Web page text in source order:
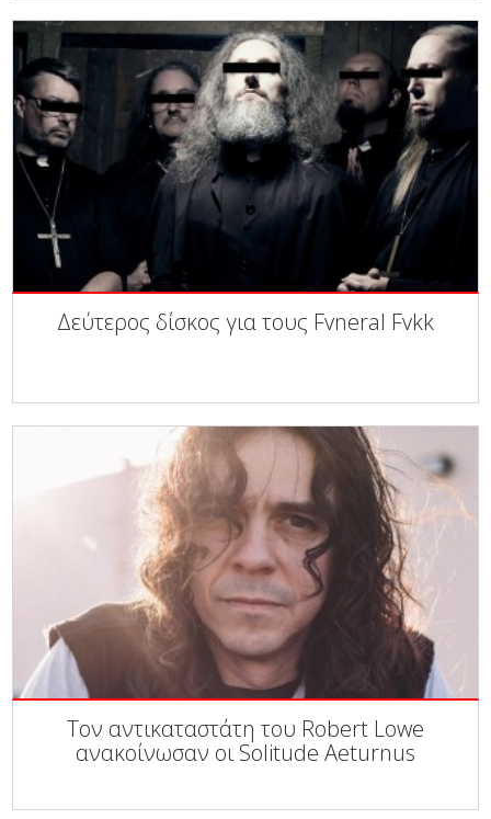
Δεύτερος δίσκος για τους Fvneral Fvkk
Τον αντικαταστάτη του Robert Lowe
ανακοίνωσαν οι Solitude Aeturnus